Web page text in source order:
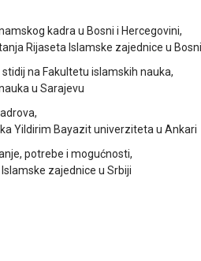
kadra u Bosni i Hercegovini,
Rijaseta Islamske zajednice u
na Fakultetu islamskih nauka,
u Sarajevu
Yildirim Bayazit univerziteta u Ankari
potrebe i mogućnosti,
zajednice u Srbiji